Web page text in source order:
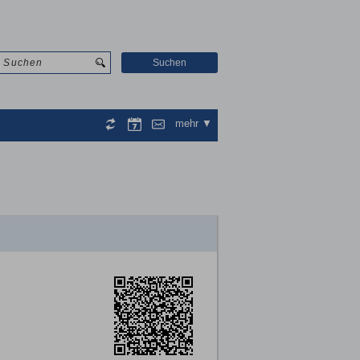
Suchen
mehr